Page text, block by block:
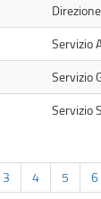
Servizio
Servizio
Servizio
3 4 5 6